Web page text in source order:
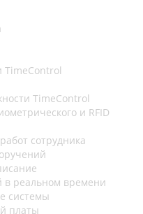
TimeControl
TimeControl
и RFID
сотрудника
реальном времени
системы
платы